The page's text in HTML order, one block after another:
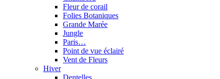
Fleur de corail
Folies Botaniques
Grande Marée
Jungle
Paris…
Point de vue éclairé
Vent de Fleurs
Hiver
Dentelles